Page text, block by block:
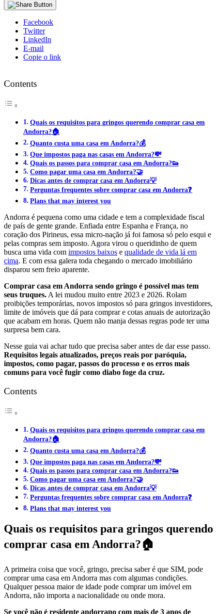
Facebook
Twitter
LinkedIn
E-mail
Copie o link
Contents
Quais os requisitos para gringos querendo comprar casa em
Andorra?🏠
Quanto custa uma casa em Andorra?💰
Que impostos paga nas casas em Andorra?💸
Quais os passos para comprar casa em Andorra?👟
Como pagar uma casa em Andorra?🤝
Dicas antes de comprar casa em Andorra💡
Perguntas frequentes sobre comprar casa em Andorra❓
Plans that may interest you
Andorra é pequena como uma cidade e tem a complexidade fiscal
de país de gente grande. Enfiada entre Espanha e França, no
coração dos Pirineus, essa micro-nação já foi famosa só pelo esqui e
pelas compras sem imposto. Agora virou o queridinho de quem
busca uma vida com impostos baixos e qualidade de vida lá em
cima. E com essa galera toda chegando o mercado imobiliário
disparou sem freio aparente.
Comprar casa em Andorra sendo gringo é possível mas tem
seus truques. A lei mudou muito entre 2023 e 2026. Rolam
proibições temporárias, novos impostos só para gringos investidores,
limite de imóveis que dá para comprar e cotas anuais de autorização
que acabam em horas. Quem não manja dessas regras pode ter uma
surpresa bem cara.
Nesse guia vai achar tudo que precisa saber antes de dar esse passo.
Requisitos legais atualizados, preços reais por paróquia,
impostos, como pagar, passos do processo e os erros mais
comuns para você fugir como diabo foge da cruz.
Contents
Quais os requisitos para gringos querendo comprar casa em
Andorra?🏠
Quanto custa uma casa em Andorra?💰
Que impostos paga nas casas em Andorra?💸
Quais os passos para comprar casa em Andorra?👟
Como pagar uma casa em Andorra?🤝
Dicas antes de comprar casa em Andorra💡
Perguntas frequentes sobre comprar casa em Andorra❓
Plans that may interest you
Quais os requisitos para gringos querendo
comprar casa em Andorra?🏠
A primeira coisa que você, gringo, precisa saber é que SIM, pode
comprar uma casa em Andorra mas com algumas condições.
Qualquer pessoa maior de idade pode comprar um imóvel em
Andorra, não importa a nacionalidade ou onde mora.
Se você não é residente andorrano com mais de 3 anos de